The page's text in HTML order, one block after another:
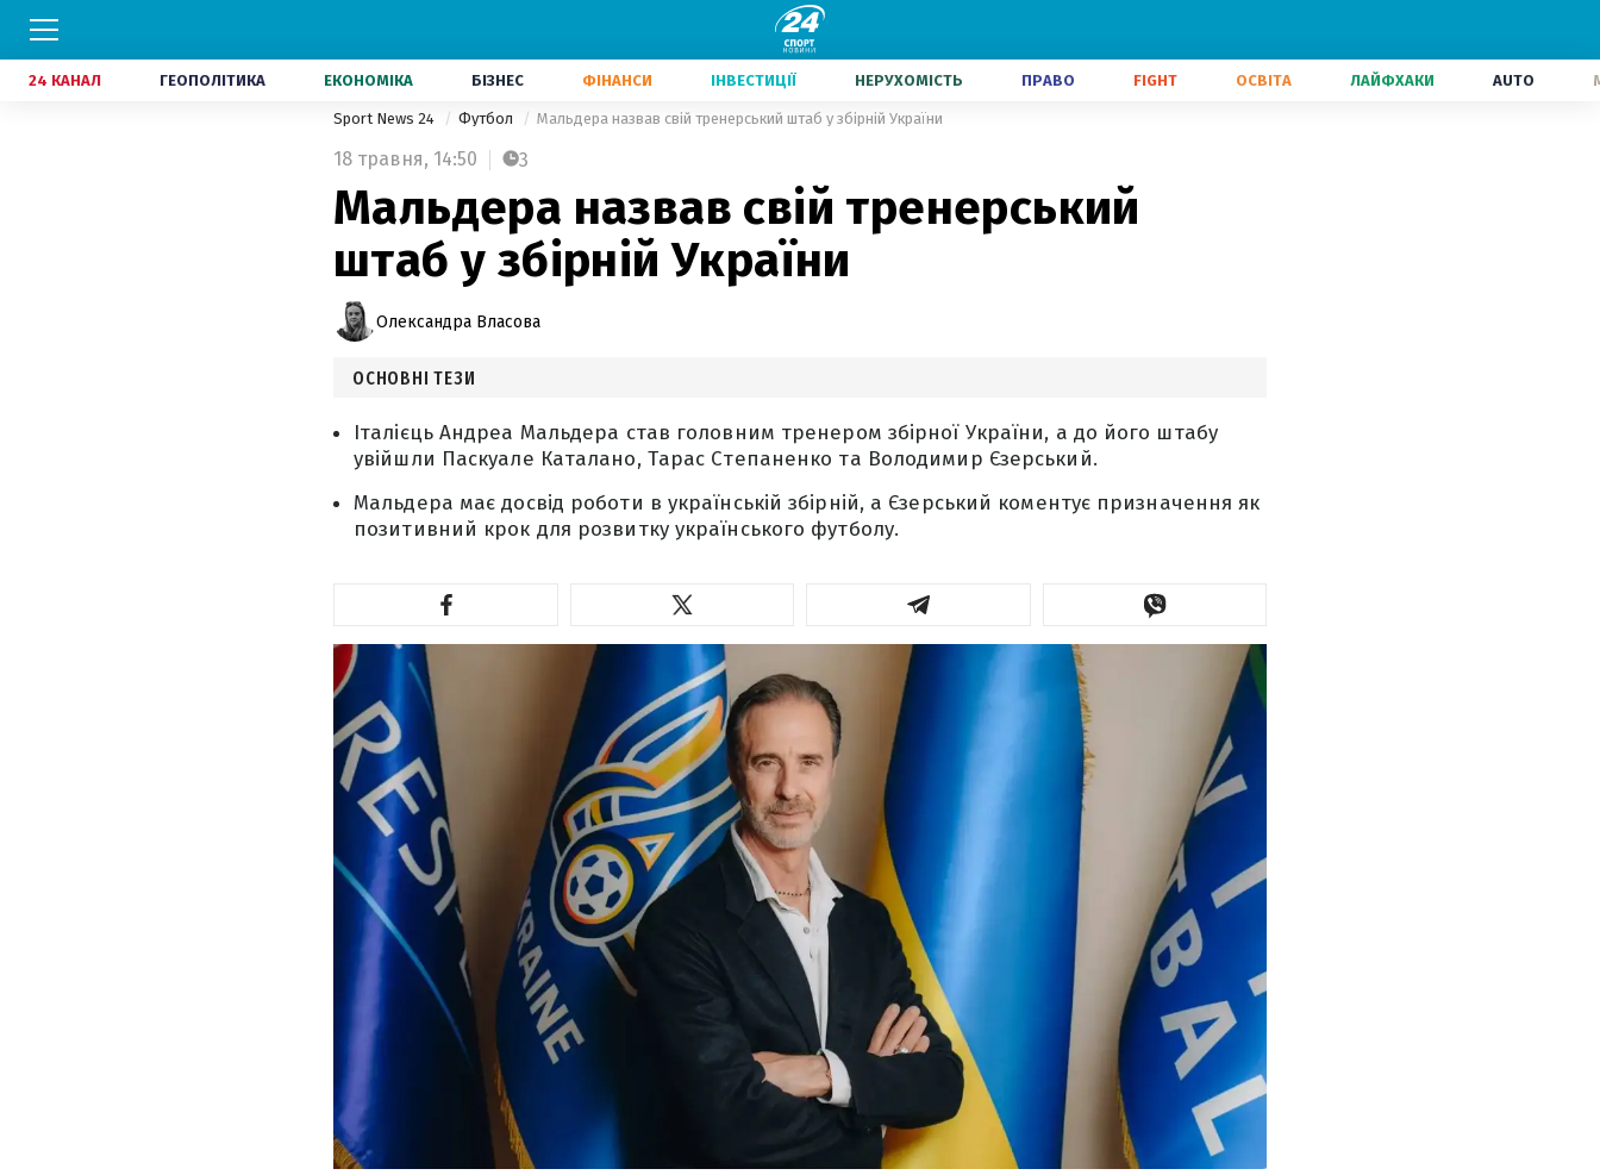
24 КАНАЛ ГЕОПОЛІТИКА ЕКОНОМІКА БІЗНЕС ФІНАНСИ ІНВЕСТИЦІЇ НЕРУХОМІСТЬ ПРАВО FIGHT ОСВІТА ЛАЙФХАКИ AUTO
Sport News 24 Футбол Мальдера назвав свій тренерський штаб у збірній України
18 травня, 14:50 3
Мальдера назвав свій тренерський
штаб у збірній України
Олександра Власова
ОСНОВНІ ТЕЗИ
Італієць Андреа Мальдера став головним тренером збірної України, а до його штабу
увійшли Паскуале Каталано, Тарас Степаненко та Володимир Єзерський.
Мальдера має досвід роботи в українській збірній, а Єзерський коментує призначення як
позитивний крок для розвитку українського футболу.